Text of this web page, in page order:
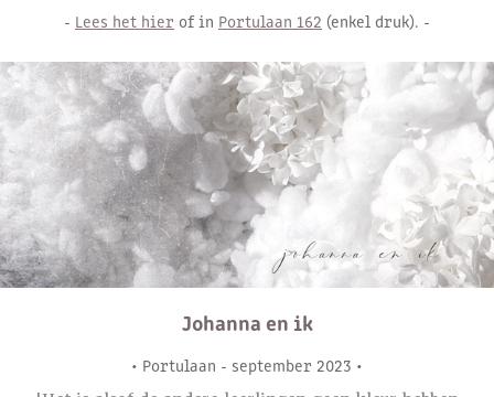
- Lees het hier of in Portulaan 162 (enkel druk). -
Johanna en ik
• Portulaan - september 2023 •